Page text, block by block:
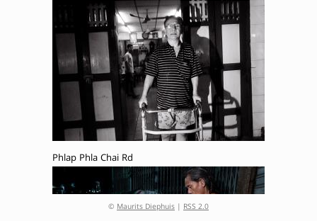
Phlap Phla Chai Rd
© Maurits Diephuis | RSS 2.0